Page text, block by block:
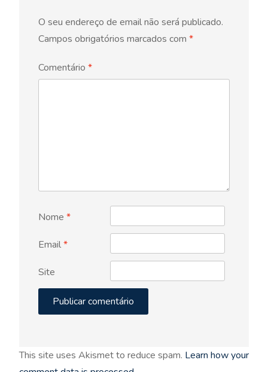
O seu endereço de email não será publicado.
Campos obrigatórios marcados com *
Comentário *
Nome *
Email*
Site
This site uses Akismet to reduce spam. Learn how your